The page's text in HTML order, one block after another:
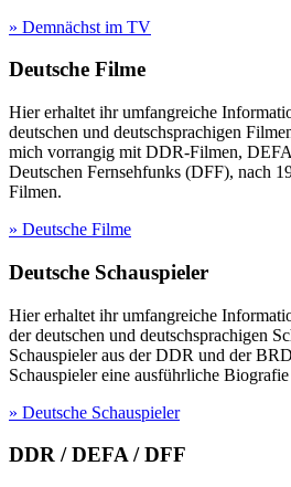
» Demnächst im TV
Deutsche Filme
Hier erhaltet ihr umfangreiche
deutschen und deutschsprachigen
mich vorrangig mit DDR-Filmen,
Deutschen Fernsehfunks (DFF), nach
Filmen.
» Deutsche Filme
Deutsche Schauspieler
Hier erhaltet ihr umfangreiche
der deutschen und deutschsprachigen
Schauspieler aus der DDR und der
Schauspieler eine ausführliche
» Deutsche Schauspieler
DDR / DEFA / DFF